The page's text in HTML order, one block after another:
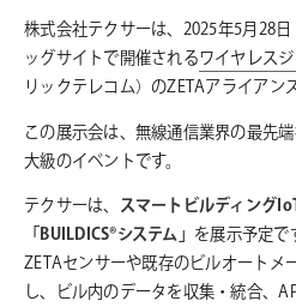
株式会社テクサーは、2025年5月28
ッグサイトで開催されるワイヤレス
リックテレコム）のZETAアライアン
この展示会は、無線通信業界の最先
大級のイベントです。
テクサーは、 スマートビルディング
「BUILDICS®システム」 を展示予定で
ZETAセンサーや既存のビルオートメ
し、ビル内のデータを収集・統合、